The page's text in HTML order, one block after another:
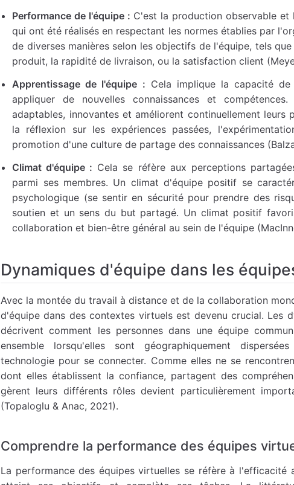
Performance de l'équipe : C'est la production observable et
qui ont été réalisés en respectant les normes établies par
de diverses manières selon les objectifs de l'équipe, tels
produit, la rapidité de livraison, ou la satisfaction client
Apprentissage de l'équipe : Cela implique la capacité
appliquer de nouvelles connaissances et
adaptables, innovantes et améliorent continuellement leurs
la réflexion sur les expériences passées,
promotion d'une culture de partage des connaissances
Climat d'équipe : Cela se réfère aux perceptions
parmi ses membres. Un climat d'équipe positif se
psychologique (se sentir en sécurité pour prendre des
soutien et un sens du but partagé. Un climat positif
collaboration et bien-être général au sein de l'équipe
Dynamiques d'équipe dans les
Avec la montée du travail à distance et de la collaboration
d'équipe dans des contextes virtuels est devenu crucial. Les
décrivent comment les personnes dans une équipe
ensemble lorsqu'elles sont géographiquement
technologie pour se connecter. Comme elles ne se
dont elles établissent la confiance, partagent des
gèrent leurs différents rôles devient particulièrement
(Topaloglu & Anac, 2021).
Comprendre la performance des équipes
La performance des équipes virtuelles se réfère à l'efficacité